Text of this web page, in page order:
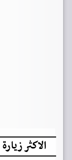
الاكثر زيارة